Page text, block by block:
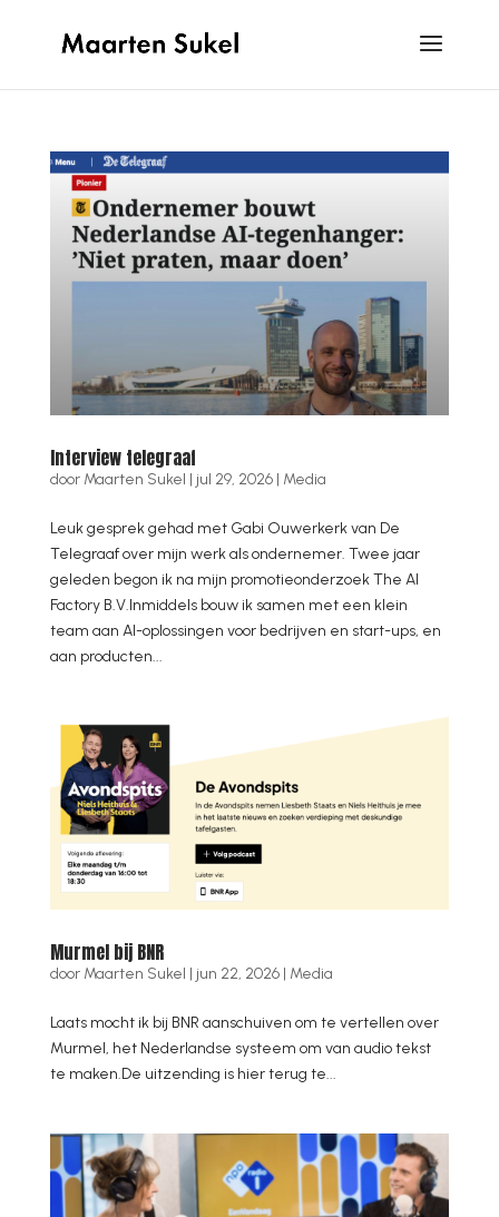
Interview telegraaf
door Maarten Sukel | jul 29, 2026| Media
Leuk gesprek gehad met Gabi Ouwerkerk van De
Telegraaf over mijn werk als ondernemer. Twee jaar
geleden begon ik na mijn promotieonderzoek The AI
Factory B.V.Inmiddels bouw ik samen met een klein
team aan AI-oplossingen voor bedrijven en start-ups, en
aan producten...
Murmel bij BNR
door Maarten Sukel | jun 22, 2026| Media
Laats mocht ik bij BNR aanschuiven om te vertellen over
Murmel, het Nederlandse systeem om van audio tekst
te maken.De uitzending is hier terug te...